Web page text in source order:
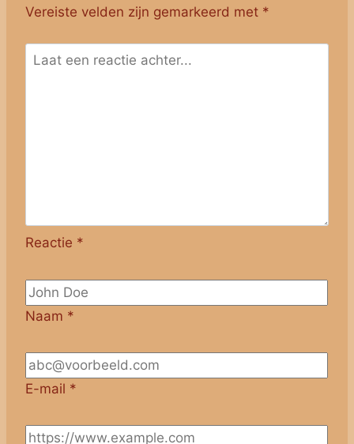
Vereiste velden zijn gemarkeerd met *
Reactie *
Naam *
E-mail *